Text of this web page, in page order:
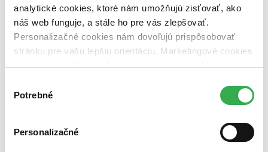
analytické cookies, ktoré nám umožňujú zisťovať, ako
náš web funguje, a stále ho pre vás zlepšovať.
Personalizačné cookies nám dovoľujú prispôsobovať
stránku pre vašu lepšiu orientáciu. Marketingové cookies
nám zas umožňujú zobrazenie relevantnej reklamy.
nám pomohlo, keby sme mohli používať všetky tieto
súhlasu
Potrebné
Personalizačné
čítaná (0 titulov)čítaná
čítaná - výborný stav (0 titulov)
čítaná - výborný stav
čítaná - mierne opotrebovaná (0 titulov)
opotrebovaná
čítané verzie vypredaných kníh (0 titulov)čítané verzie